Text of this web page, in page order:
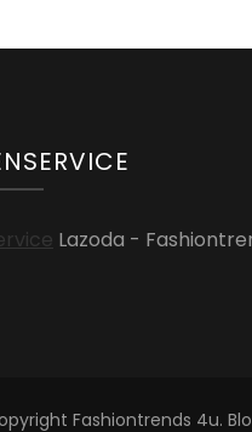
Lazoda -
Fashiontrends 4u.